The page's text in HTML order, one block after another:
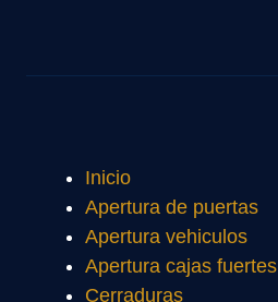
Inicio
Apertura de puertas
Apertura vehiculos
Apertura cajas fuertes
Cerraduras